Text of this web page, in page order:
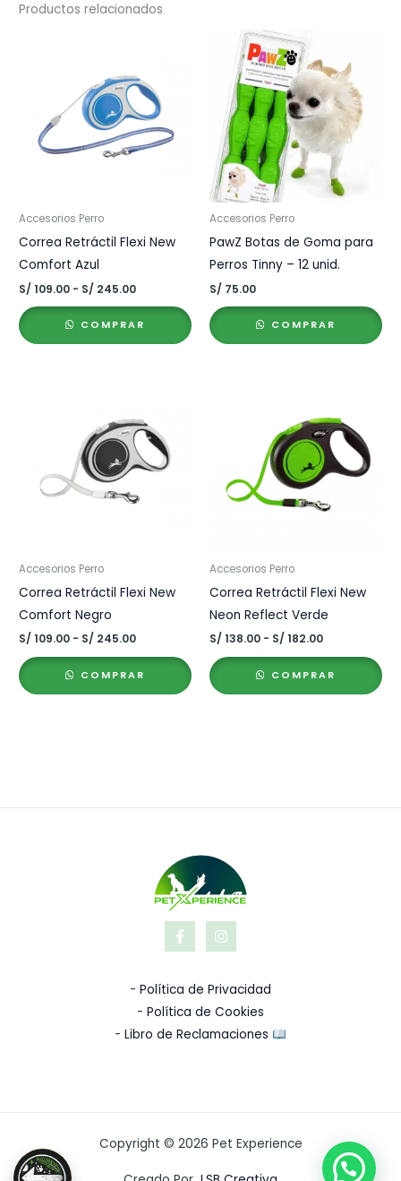
Productos relacionados
Accesorios Perro
Correa Retráctil Flexi New
Comfort Azul
S/ 109.00 - S/ 245.00Rango
precios:
desde
S/ 109.00
COMPRAR
Accesorios Perro
PawZ Botas de Goma para
Perros Tinny – 12 unid.
S/ 75.00
COMPRAR
Accesorios Perro
Correa Retráctil Flexi New
Comfort Negro
S/ 109.00 - S/ 245.00Rango
precios:
desde
S/ 109.00
COMPRAR
Accesorios Perro
Correa Retráctil Flexi New
Neon Reflect Verde
S/ 138.00 - S/ 182.00Rango
precios:
desde
S/ 138.00
COMPRAR
- Política de Privacidad
- Política de Cookies
-Libro de Reclamaciones
Copyright © 2026 Pet Experience